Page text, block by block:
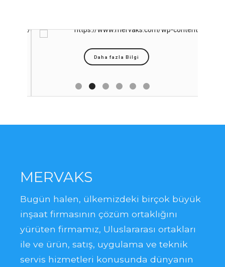
Daha fazla Bilgi
MERVAKS
Bugün halen, ülkemizdeki birçok büyük
inşaat firmasının çözüm ortaklığını
yürüten firmamız, Uluslararası ortakları
ile ve ürün, satış, uygulama ve teknik
servis hizmetleri konusunda dünyanın